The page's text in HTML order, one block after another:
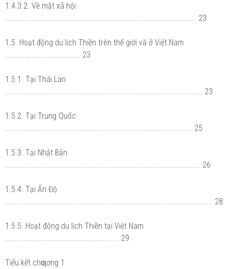
1.4.3.2. Về mặt xã hội
.............................................................................................. 23
1.5. Hoạt động du lịch Thiền trên thế giới và ở Việt Nam
..................................... 23
1.5.1. Tại Thái Lan
................................................................................................. 23
1.5.2. Tại Trung Quốc
............................................................................................ 25
1.5.3. Tại Nhật Bản
................................................................................................ 26
1.5.4. Tại Ấn Độ
...................................................................................................... 28
1.5.5. Hoạt động du lịch Thiền tại Việt Nam
........................................................ 29
Tiểu kết chƣơng 1